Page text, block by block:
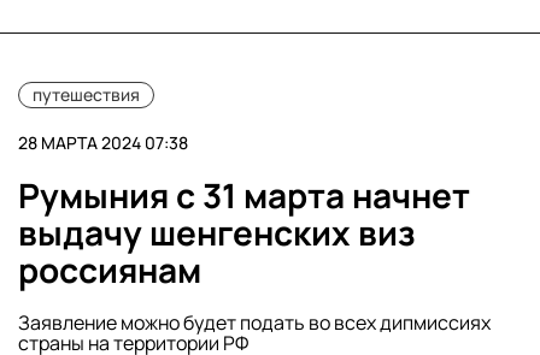
путешествия
28 МАРТА 2024 07:38
Румыния с 31 марта начнет
выдачу шенгенских виз
россиянам
Заявление можно будет подать во всех дипмиссиях
страны на территории РФ